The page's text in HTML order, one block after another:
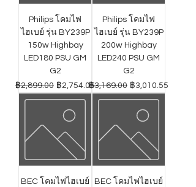
Philips โคมไฟ
ไฮเบย์ รุ่น BY239P
150w Highbay
LED180 PSU GM
G2
ราคาปกติ
฿2,899.00 ราคาขายลด
฿2,754.05
Philips โคมไฟ
ไฮเบย์ รุ่น BY239P
200w Highbay
LED240 PSU GM
G2
ราคาปกติ
฿3,169.00 ราคาขายลด
฿3,010.55
BEC โคมไฟไฮเบย์
BEC โคมไฟไฮเบย์